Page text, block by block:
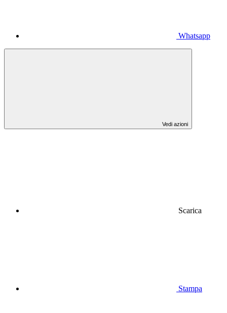
Whatsapp
Vedi azioni
Scarica
Stampa